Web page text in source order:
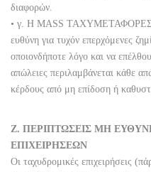
διαφορών.
• γ. Η MASS ΤΑΧΥΜΕΤΑΦΟΡΕΣ
ευθύνη για τυχόν επερχόμενες
οποιονδήποτε λόγο και να
απώλειες περιλαμβάνεται κάθε
κέρδους από μη επίδοση ή
Ζ. ΠΕΡΙΠΤΩΣΕΙΣ ΜΗ
ΕΠΙΧΕΙΡΗΣΕΩΝ
Οι ταχυδρομικές επιχειρήσεις